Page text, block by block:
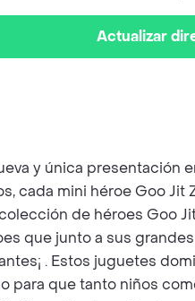
Actualizar
y única presentación
cada mini héroe Goo
de héroes Goo
que junto a sus
. Estos juguetes
para que tanto niños